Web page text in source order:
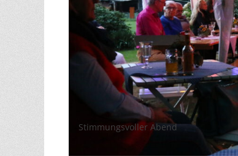
Stimmungsvoller Abend